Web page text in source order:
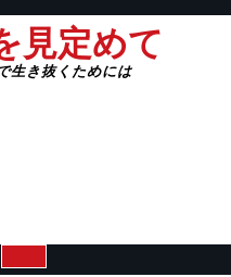
見定めて
生き抜くためには